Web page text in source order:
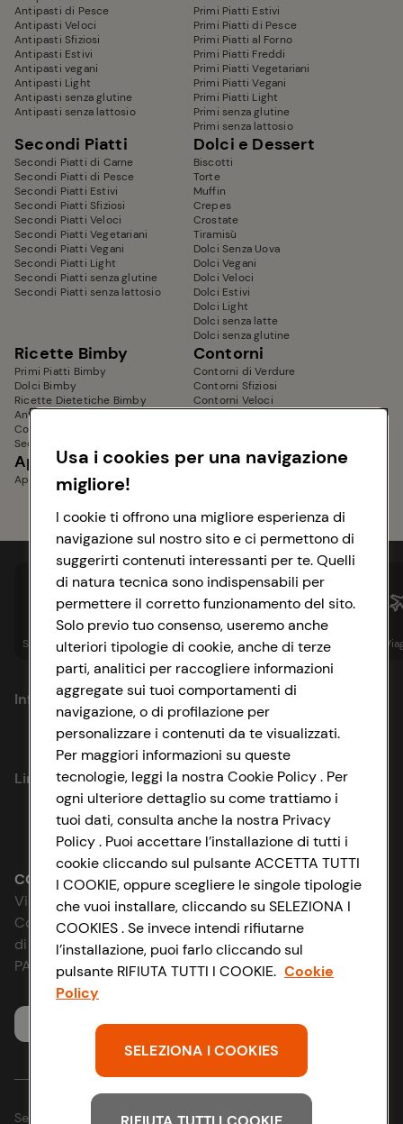
Antipasti di Pesce
Antipasti Veloci
Antipasti Sfiziosi
Antipasti Estivi
Antipasti vegani
Antipasti Light
Antipasti senza glutine
Antipasti senza lattosio
Primi Piatti Estivi
Primi Piatti di Pesce
Primi Piatti al Forno
Primi Piatti Freddi
Primi Piatti Vegetariani
Primi Piatti Vegani
Primi Piatti Light
Primi senza glutine
Primi senza lattosio
Secondi Piatti
Secondi Piatti di Carne
Secondi Piatti di Pesce
Secondi Piatti Estivi
Secondi Piatti Sfiziosi
Secondi Piatti Veloci
Secondi Piatti Vegetariani
Secondi Piatti Vegani
Secondi Piatti Light
Secondi Piatti senza glutine
Secondi Piatti senza lattosio
Dolci e Dessert
Biscotti
Torte
Muffin
Crepes
Crostate
Tiramisù
Dolci Senza Uova
Dolci Vegani
Dolci Veloci
Dolci Estivi
Dolci Light
Dolci senza latte
Dolci senza glutine
Ricette Bimby
Primi Piatti Bimby
Dolci Bimby
Ricette Dietetiche Bimby
Antipasti Bimby
Contorni Bimby
Secondi Piatti Bimby
Contorni
Contorni di Verdure
Contorni Sfiziosi
Contorni Veloci
Aperitivi e Stuzzichini
Aperitivi senza glutine
Piatti Unici
Spesa online Assicurazioni Sapori& Istituzionale
Informazioni
Privacy Policy
Cookie Policy
Impostazioni Cookie
Accessibilità
D&I e Parità di Genere
Strategia Fiscale
Link utili
Lavora con noi
Le cooperative
News & Approfondimenti
Richiami prodotto
Whistleblowing
CONAD SOCIETÀ COOPERATIVA
Via Michelino, 59 | 40127 BOLOGNA
Codice Fiscale e Registro Imprese
di Bologna 00865960157
PARTITA IVA 03320960374
Servizio clienti
Seguici sui Social:
Usa i cookies per una navigazione
migliore!
I cookie ti offrono una migliore esperienza di
navigazione sul nostro sito e ci permettono di
suggerirti contenuti interessanti per te. Quelli
di natura tecnica sono indispensabili per
permettere il corretto funzionamento del sito.
Solo previo tuo consenso, useremo anche
ulteriori tipologie di cookie, anche di terze
parti, analitici per raccogliere informazioni
aggregate sui tuoi comportamenti di
navigazione, o di profilazione per
personalizzare i contenuti da te visualizzati.
Per maggiori informazioni su queste
tecnologie, leggi la nostra Cookie Policy . Per
ogni ulteriore dettaglio su come trattiamo i
tuoi dati, consulta anche la nostra Privacy
Policy . Puoi accettare l’installazione di tutti i
cookie cliccando sul pulsante ACCETTA TUTTI
I COOKIE, oppure scegliere le singole tipologie
che vuoi installare, cliccando su SELEZIONA I
COOKIES . Se invece intendi rifiutarne
l’installazione, puoi farlo cliccando sul
pulsante RIFIUTA TUTTI I COOKIE. Cookie
Policy
SELEZIONA I COOKIES